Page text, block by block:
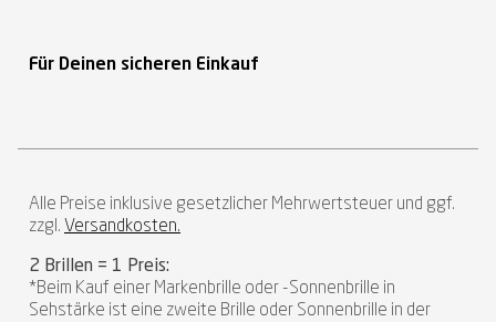
Für Deinen sicheren Einkauf
Alle Preise inklusive gesetzlicher Mehrwertsteuer und ggf.
zzgl. Versandkosten.
2 Brillen = 1 Preis:
*Beim Kauf einer Markenbrille oder -Sonnenbrille in
Sehstärke ist eine zweite Brille oder Sonnenbrille in der